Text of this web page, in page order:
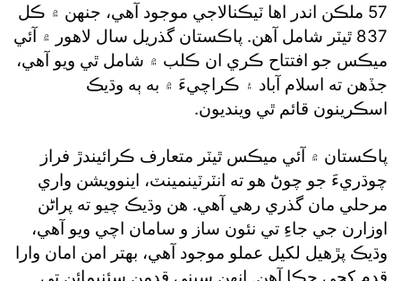
57 ملڪن اندر اها ٽيڪنالاجي موجود آهي، جنهن ۾ ڪل
837 ٿيٽر شامل آهن. پاڪستان گذريل سال لاهور ۾ آئي
ميڪس جو افتتاح ڪري ان ڪلب ۾ شامل ٿي ويو آهي،
جڏهن ته اسلام آباد ۽ ڪراچيءَ ۾ به ٻه وڌيڪ
اسڪرينون قائم ٿي وينديون.
پاڪستان ۾ آئي ميڪس ٿيٽر متعارف ڪرائيندڙ فراز
چوڌريءَ جو چوڻ هو ته انٽرٽينمينٽ، اينوويشن واري
مرحلي مان گذري رهي آهي. هن وڌيڪ چيو ته پراڻن
اوزارن جي جاءِ تي نئون ساز و سامان اچي ويو آهي،
وڌيڪ پڙهيل لکيل عملو موجود آهي، بهتر امن امان وارا